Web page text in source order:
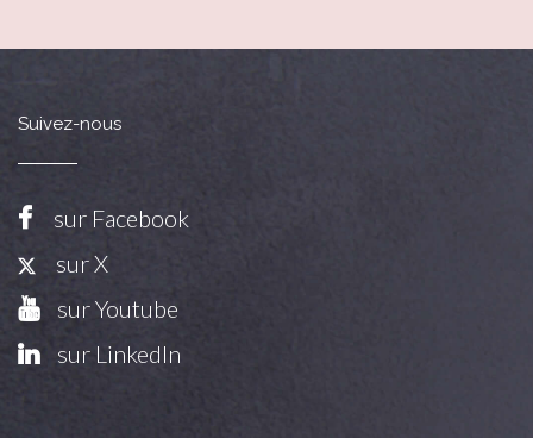
Suivez-nous
sur Facebook
sur X
sur Youtube
sur LinkedIn